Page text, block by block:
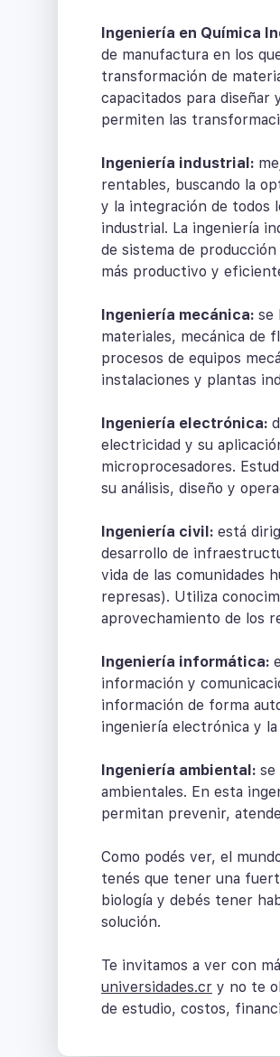
Ingeniería en Química
de manufactura en los
transformación de
capacitados para diseñar
permiten las
Ingeniería industrial:
rentables, buscando la
y la integración de todos
industrial. La ingeniería
de sistema de
más productivo y
Ingeniería mecánica: se
materiales, mecánica de
procesos de equipos
instalaciones y plantas
Ingeniería electrónica:
electricidad y su
microprocesadores.
su análisis, diseño y
Ingeniería civil: está
desarrollo de
vida de las comunidades
represas). Utiliza
aprovechamiento de los
Ingeniería informática:
información y
información de forma
ingeniería electrónica y
Ingeniería ambiental: se
ambientales. En esta
permitan prevenir,
Como podés ver, el
tenés que tener una
biología y debés tener
solución.
Te invitamos a ver con
universidades.cr y no te
de estudio, costos,